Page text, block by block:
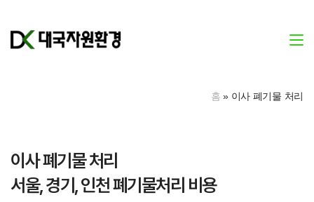
홈 » 이사 폐기물 처리
이사 폐기물 처리
서울, 경기, 인천 폐기물처리 비용